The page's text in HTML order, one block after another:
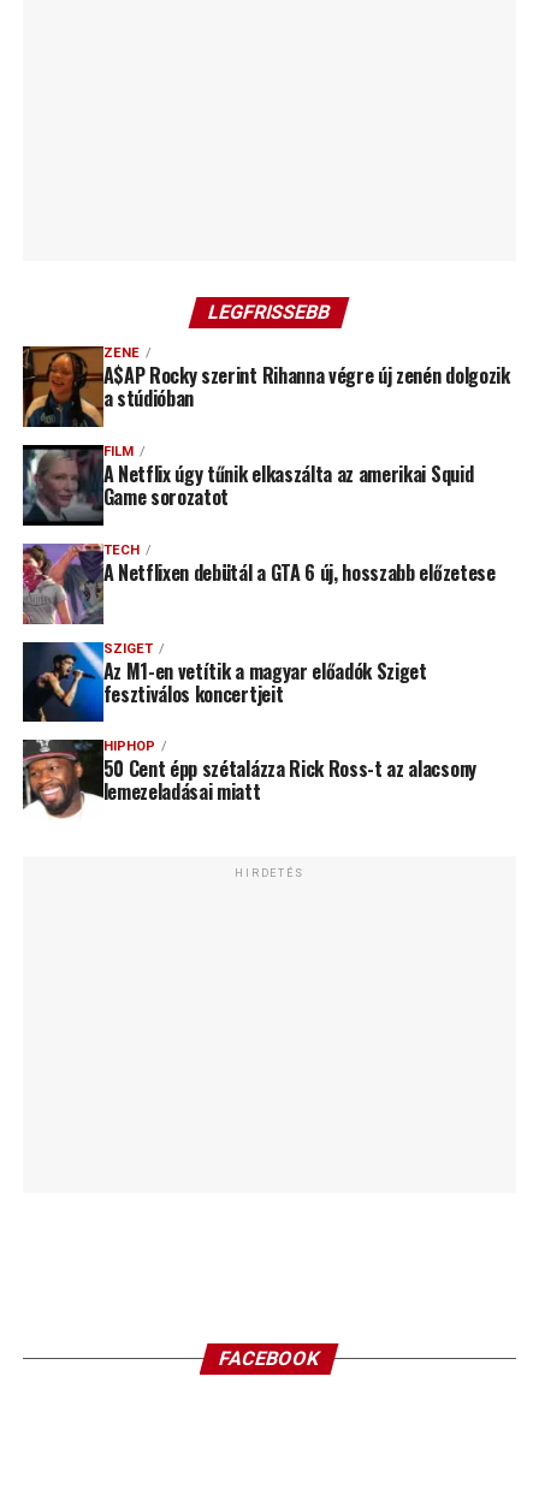
LEGFRISSEBB
ZENE
A$AP Rocky szerint Rihanna végre új zenén dolgozik
a stúdióban
FILM
A Netflix úgy tűnik elkaszálta az amerikai Squid
Game sorozatot
TECH
A Netflixen debütál a GTA 6 új, hosszabb előzetese
SZIGET
Az M1-en vetítik a magyar előadók Sziget
fesztiválos koncertjeit
HIPHOP
50 Cent épp szétalázza Rick Ross-t az alacsony
lemezeladásai miatt
HIRDETÉS
FACEBOOK